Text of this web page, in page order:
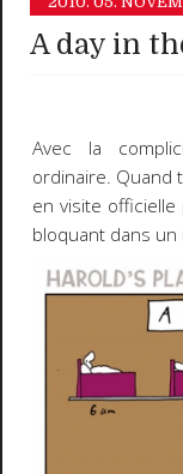
A day in
Avec la
ordinaire. Quand
en visite
bloquant dans